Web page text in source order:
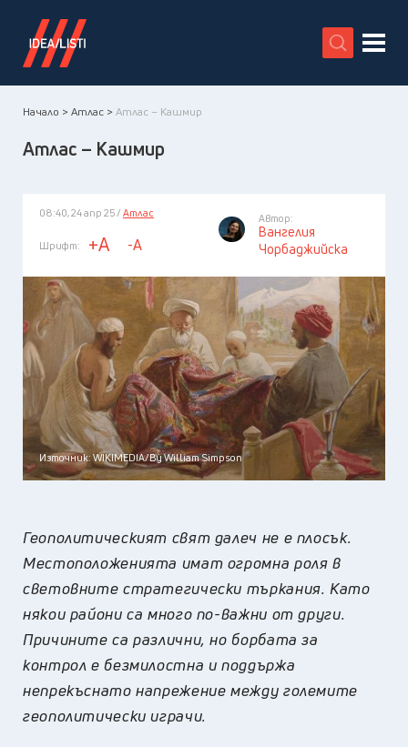
X
Начало >Атлас >Атлас – Кашмир
Атлас – Кашмир
08:40, 24 апр 25 / Атлас
Шрифт: +A -A
Автор:
Вангелия
Чорбаджийска
Източник: WIKIMEDIA/By William Simpson
Геополитическият свят далеч не е плосък.
Местоположенията имат огромна роля в
световните стратегически търкания. Като
някои райони са много по-важни от други.
Причините са различни, но борбата за
контрол е безмилостна и поддържа
непрекъснато напрежение между големите
геополитически играчи.